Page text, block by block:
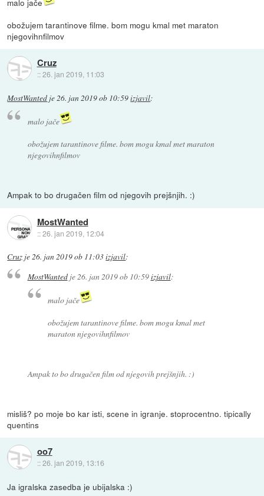
obožujem tarantinove filme. bom mogu kmal met maraton
njegovihnfilmov
Cruz
::26. jan 2019, 11:03
MostWanted je26. jan 2019 ob 10:59izjavil:
malo jače
obožujem tarantinove filme. bom mogu kmal met maraton
njegovihnfilmov
Ampak to bo drugačen film od njegovih prejšnjih. :)
MostWanted
::26. jan 2019, 12:04
Cruz je26. jan 2019 ob 11:03izjavil:
MostWantedje26. jan 2019 ob 10:59izjavil:
malo jače
obožujem tarantinove filme. bom mogu kmal met
maraton njegovihnfilmov
Ampak to bo drugačen film od njegovih prejšnjih. :)
misliš? po moje bo kar isti, scene in igranje. stoprocentno. tipically
quentins
oo7
::26. jan 2019, 13:16
Ja igralska zasedba je ubijalska :)